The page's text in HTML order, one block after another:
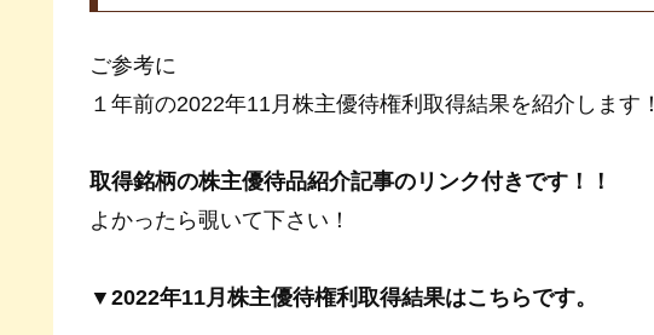
ご参考に
１年前の2022年11月株主優待権利取得結果を紹介します！
取得銘柄の株主優待品紹介記事のリンク付きです！！
よかったら覗いて下さい！
▼2022年11月株主優待権利取得結果はこちらです。